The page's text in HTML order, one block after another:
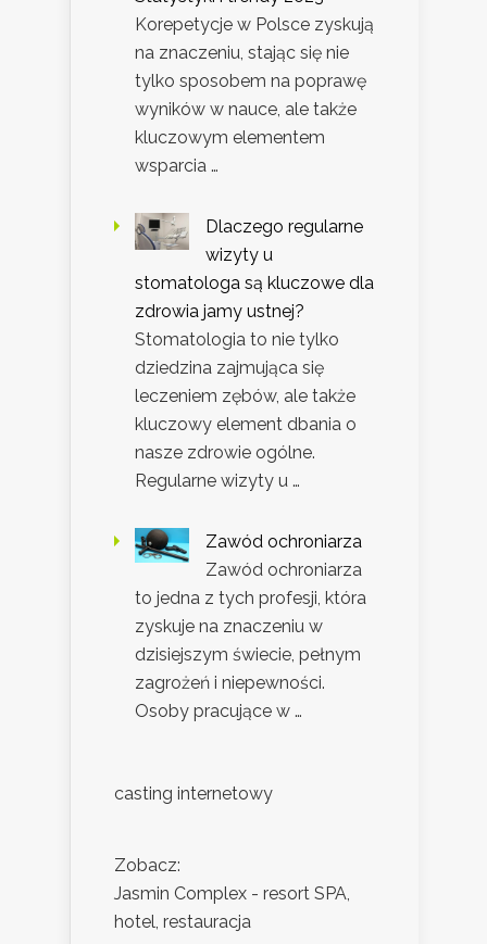
Korepetycje w Polsce zyskują
na znaczeniu, stając się nie
tylko sposobem na poprawę
wyników w nauce, ale także
kluczowym elementem
wsparcia …
Dlaczego regularne
wizyty u
stomatologa są kluczowe dla
zdrowia jamy ustnej?
Stomatologia to nie tylko
dziedzina zajmująca się
leczeniem zębów, ale także
kluczowy element dbania o
nasze zdrowie ogólne.
Regularne wizyty u …
Zawód ochroniarza
Zawód ochroniarza
to jedna z tych profesji, która
zyskuje na znaczeniu w
dzisiejszym świecie, pełnym
zagrożeń i niepewności.
Osoby pracujące w …
casting internetowy
Zobacz:
Jasmin Complex - resort SPA,
hotel, restauracja